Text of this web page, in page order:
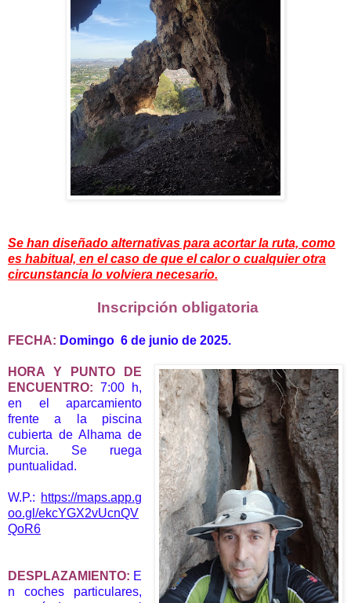
Se han diseñado alternativas para acortar la ruta, como
es habitual, en el caso de que el calor o cualquier otra
circunstancia lo volviera necesario.
Inscripción obligatoria
FECHA: Domingo 6 de junio de 2025.
HORA Y PUNTO DE
ENCUENTRO: 7:00 h,
en el aparcamiento
frente a la piscina
cubierta de Alhama de
Murcia. Se ruega
puntualidad.
W.P.: https://maps.app.g
oo.gl/ekcYGX2vUcnQV
QoR6
DESPLAZAMIENTO: E
n coches particulares,